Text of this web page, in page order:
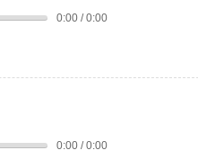
0:00 / 0:00
0:00 / 0:00